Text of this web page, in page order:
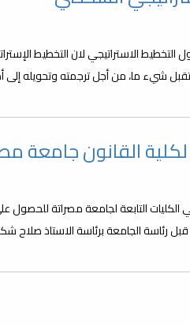
الاستراتيجي لان التخطيط
شيء ما، من أجل ترجمته وتحويله
القانون جامعة
02-2023م وفي اطار سعي الكليات التابعة لجامعة
رئاسة الجامعة برئاسة الاستاذ